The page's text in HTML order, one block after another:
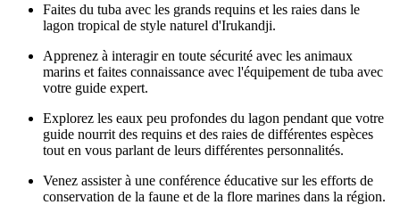
Faites du tuba avec les grands requins et les raies dans le
lagon tropical de style naturel d'Irukandji.
Apprenez à interagir en toute sécurité avec les animaux
marins et faites connaissance avec l'équipement de tuba avec
votre guide expert.
Explorez les eaux peu profondes du lagon pendant que votre
guide nourrit des requins et des raies de différentes espèces
tout en vous parlant de leurs différentes personnalités.
Venez assister à une conférence éducative sur les efforts de
conservation de la faune et de la flore marines dans la région.